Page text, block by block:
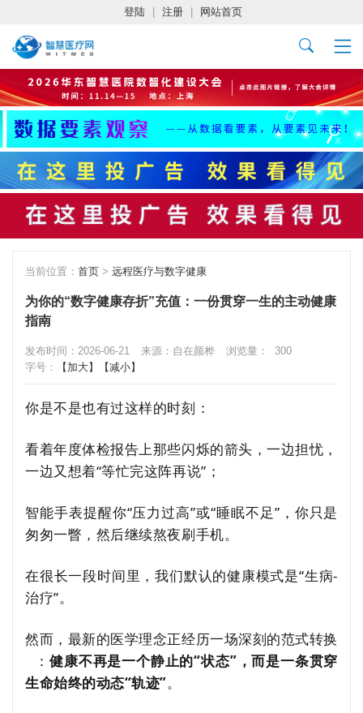
登陆 注册 网站首页
当前位置： 首页 > 远程医疗与数字健康
为你的“数字健康存折”充值：一份贯穿一生的主动健康
指南
发布时间：2026-06-21 来源：自在颜桦 浏览量：
300
字号：
【加大】 【减小】
你是不是也有过这样的时刻：
看着年度体检报告上那些闪烁的箭头，一边担忧，
一边又想着“等忙完这阵再说”；
智能手表提醒你“压力过高”或“睡眠不足”，你只是
匆匆一瞥，然后继续熬夜刷手机。
在很长一段时间里，我们默认的健康模式是“生病-
治疗”。
然而，最新的医学理念正经历一场深刻的范式转换
：健康不再是一个静止的“状态”，而是一条贯穿
生命始终的动态“轨迹”。